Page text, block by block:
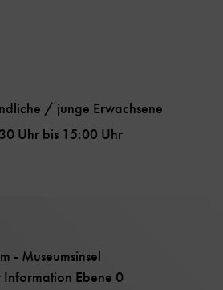
/ junge Erwachsene
Uhr bis 15:00 Uhr
- Museumsinsel
Ebene 0